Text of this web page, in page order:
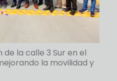
la calle 3 Sur en el
la movilidad y